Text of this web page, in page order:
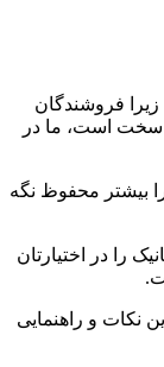
فروشندگان
سخت است، ما در
بیشتر محفوظ نگه
را در اختیارتان
نکات و راهنمایی